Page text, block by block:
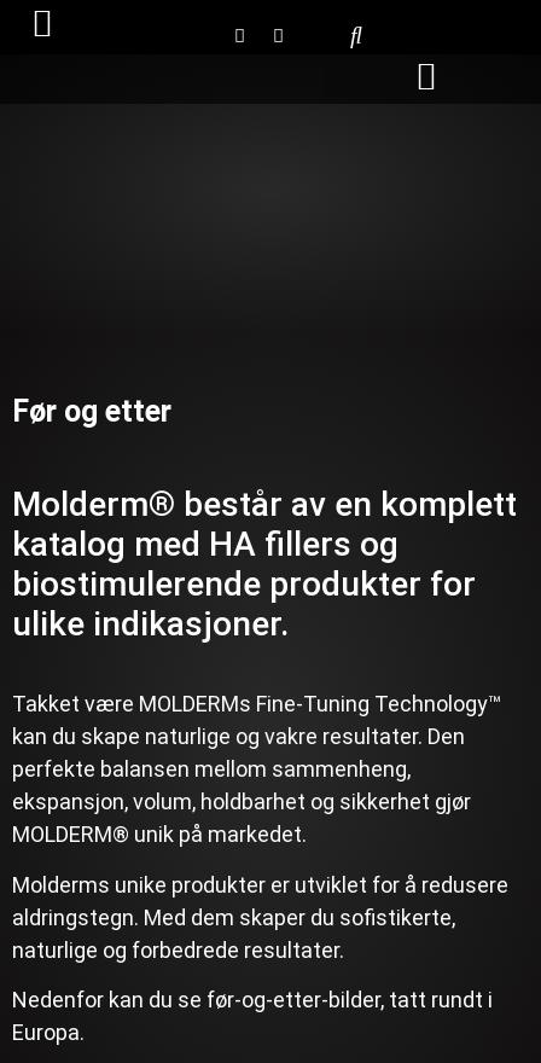
Før og etter
Molderm® består av en komplett
katalog med HA fillers og
biostimulerende produkter for
ulike indikasjoner.
Takket være MOLDERMs Fine-Tuning Technology™
kan du skape naturlige og vakre resultater. Den
perfekte balansen mellom sammenheng,
ekspansjon, volum, holdbarhet og sikkerhet gjør
MOLDERM® unik på markedet.
Molderms unike produkter er utviklet for å redusere
aldringstegn. Med dem skaper du sofistikerte,
naturlige og forbedrede resultater.
Nedenfor kan du se før-og-etter-bilder, tatt rundt i
Europa.